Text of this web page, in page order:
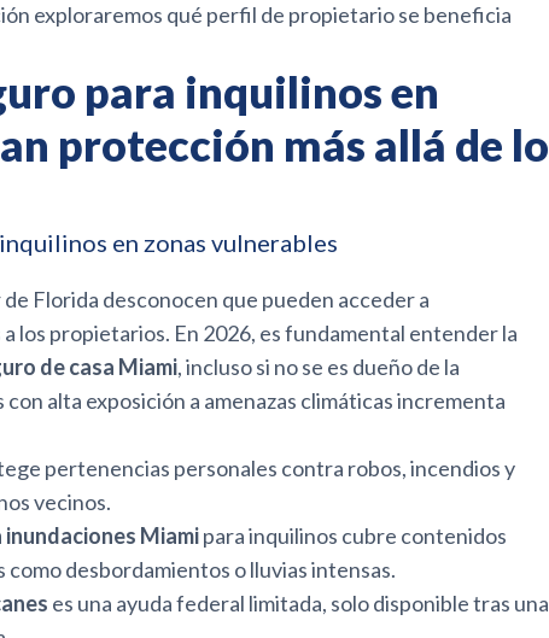
exploraremos qué perfil de propietario se beneficia
para inquilinos en
protección más allá de lo
en zonas vulnerables
Florida desconocen que pueden acceder a
los propietarios. En 2026, es fundamental entender la
de casa Miami, incluso si no se es dueño de la
alta exposición a amenazas climáticas incrementa
pertenencias personales contra robos, incendios y
vecinos.
Miamipara inquilinos cubre contenidos
desbordamientos o lluvias intensas.
es una ayuda federal limitada, solo disponible tras una